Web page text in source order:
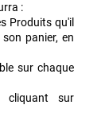
:
Produits qu'il
panier, en
sur chaque
cliquant sur